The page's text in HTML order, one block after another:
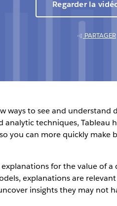
Regarder la
PARTAGER
ways to see and understand
techniques, Tableau
you can more quickly make
for the value of
explanations are
insights they may not